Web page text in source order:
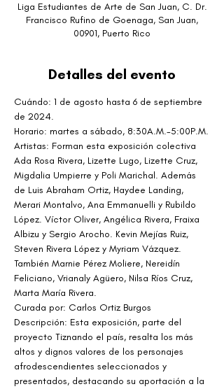
Liga Estudiantes de Arte de San Juan, C. Dr.
Francisco Rufino de Goenaga, San Juan,
00901, Puerto Rico
Detalles del evento
Cuándo: 1 de agosto hasta 6 de septiembre
de 2024.
Horario: martes a sábado, 8:30A.M.-5:00P.M.
Artistas: Forman esta exposición colectiva
Ada Rosa Rivera, Lizette Lugo, Lizette Cruz,
Migdalia Umpierre y Poli Marichal. Además
de Luis Abraham Ortiz, Haydee Landing,
Merari Montalvo, Ana Emmanuelli y Rubildo
López. Víctor Oliver, Angélica Rivera, Fraixa
Albizu y Sergio Arocho. Kevin Mejías Ruiz,
Steven Rivera López y Myriam Vázquez.
También Marnie Pérez Moliere, Nereidín
Feliciano, Vrianaly Agüero, Nilsa Ríos Cruz,
Marta María Rivera.
Curada por: Carlos Ortiz Burgos
Descripción: Esta exposición, parte del
proyecto Tiznando el país, resalta los más
altos y dignos valores de los personajes
afrodescendientes seleccionados y
presentados, destacando su aportación a la